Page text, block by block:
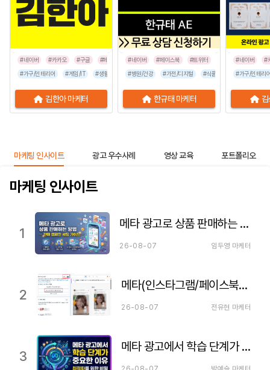
#네이버 #카카오 #구글 #페이스북 #인스타그램
#틱톡
#가구/인테리어
#게임/IT #생활/리빙 #공공기관 #교육/취업 #금융/보험 #이벤트/행사
김한아 마케터
#네이버 #페이스북
#트위터
#병원/건강
#가전/디지털 #식품/음료 #프랜차이즈
한규태 마케터
#네이버
#
#가구/인테리
마케팅 인사이트 광고 우수사례 영상 교육 포트폴리오
마케팅 인사이트
1
메타 광고로 상품 판매하는 방법 — 판매 캠페인 세팅 가이드
26-08-07 임두영 마케터
2
메타(인스타그램/페이스북) 파트너십 광고 세팅하는 법 이거만 보세요!
26-08-07 전유현 마케터
3
메타 광고에서 학습 단계가 중요한 이유